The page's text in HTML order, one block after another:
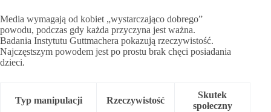
Media wymagają od kobiet „wystarczająco dobrego”
powodu, podczas gdy każda przyczyna jest ważna.
Badania Instytutu Guttmachera pokazują rzeczywistość.
Najczęstszym powodem jest po prostu brak chęci posiadania
dzieci.
Typ manipulacji Rzeczywistość
Skutek
społeczny